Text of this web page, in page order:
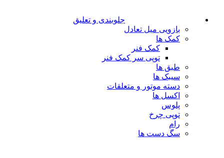
جلوبندی و تعلیق
بازویی میل تعادل
کمک ها
کمک فنر
توپی سر کمک فنر
طبق ها
سیبک ها
دسته موتور و متعلقات
اکسل ها
پلوس
توپی چرخ
رام
سگ دست ها